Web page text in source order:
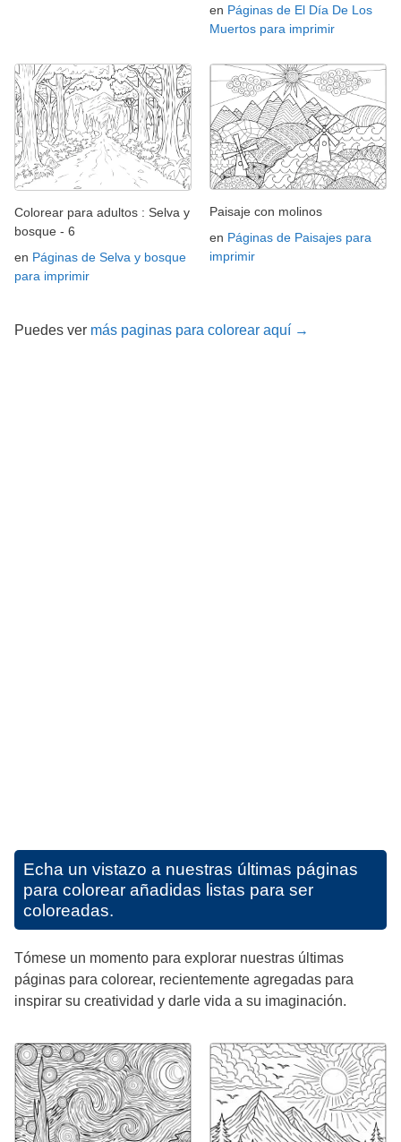
en Páginas de El Día De Los
Muertos para imprimir
Colorear para adultos : Selva y
bosque - 6
en Páginas de Selva y bosque
para imprimir
Paisaje con molinos
en Páginas de Paisajes para
imprimir
Puedes ver más paginas para colorear aquí →
Echa un vistazo a nuestras últimas páginas
para colorear añadidas listas para ser
coloreadas.
Tómese un momento para explorar nuestras últimas
páginas para colorear, recientemente agregadas para
inspirar su creatividad y darle vida a su imaginación.